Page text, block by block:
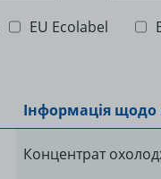
EU Ecolabel
Інформація щодо
Концентрат